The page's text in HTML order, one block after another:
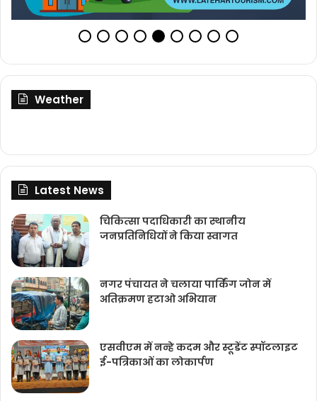
Weather
Latest News
चिकित्‍सा पदाधिकारी का स्थानीय
जनप्रतिनिधियों ने किया स्वागत
नगर पंचायत ने चलाया पार्किंग जोन में
अतिक्रमण हटाओ अभियान
एसवीएम में नन्हे कदम और स्टूडेंट स्पॉटलाइट
ई-पत्रिकाओं का लोकार्पण